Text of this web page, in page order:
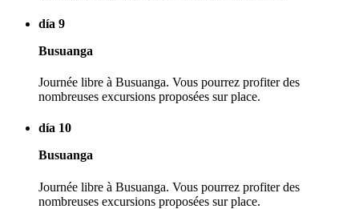
día 9
Busuanga
Journée libre à Busuanga. Vous pourrez profiter des
nombreuses excursions proposées sur place.
día 10
Busuanga
Journée libre à Busuanga. Vous pourrez profiter des
nombreuses excursions proposées sur place.